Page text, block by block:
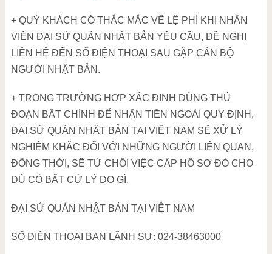
+ QUÝ KHÁCH CÓ THẮC MẮC VỀ LỆ PHÍ KHI NHÂN
VIÊN ĐẠI SỨ QUÁN NHẬT BẢN YÊU CẦU, ĐỀ NGHỊ
LIÊN HỆ ĐẾN SỐ ĐIỆN THOẠI SAU GẶP CÁN BỘ
NGƯỜI NHẬT BẢN.
+ TRONG TRƯỜNG HỢP XÁC ĐỊNH DÙNG THỦ
ĐOẠN BẤT CHÍNH ĐỂ NHẬN TIỀN NGOÀI QUY ĐỊNH,
ĐẠI SỨ QUÁN NHẬT BẢN TẠI VIỆT NAM SẼ XỬ LÝ
NGHIÊM KHẮC ĐỐI VỚI NHỮNG NGƯỜI LIÊN QUAN,
ĐỒNG THỜI, SẼ TỪ CHỐI VIỆC CẤP HỒ SƠ ĐÓ CHO
DÙ CÓ BẤT CỨ LÝ DO GÌ.
ĐẠI SỨ QUÁN NHẬT BẢN TẠI VIỆT NAM
SỐ ĐIỆN THOẠI BAN LÃNH SỰ: 024-38463000